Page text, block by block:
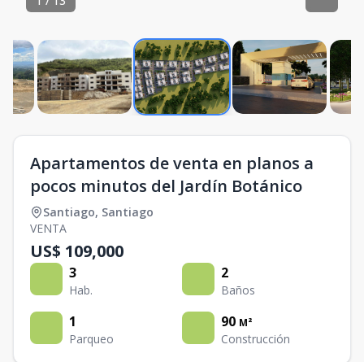
Apartamentos de venta en planos a
pocos minutos del Jardín Botánico
Santiago, Santiago
VENTA
US$ 109,000
3
Hab.
2
Baños
1
Parqueo
90 M²
Construcción